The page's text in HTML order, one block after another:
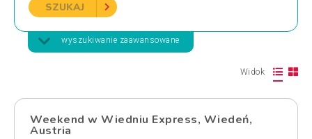
SZUKAJ
wyszukiwanie zaawansowane
Widok
Weekend w Wiedniu Express, Wiedeń,
Austria